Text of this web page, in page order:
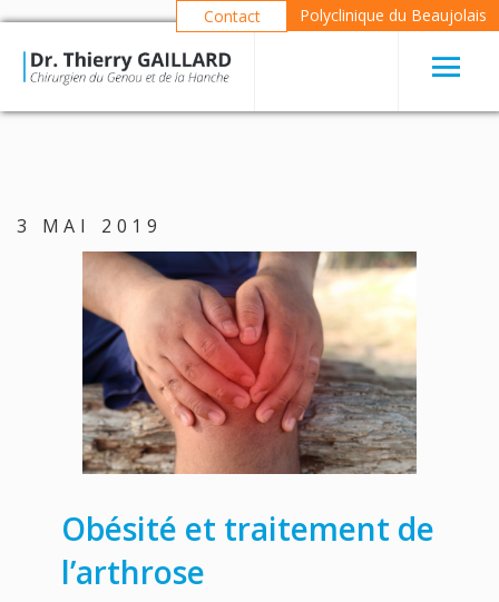
Polyclinique du Beaujolais
Contact
3 MAI 2019
Obésité et traitement de
l’arthrose